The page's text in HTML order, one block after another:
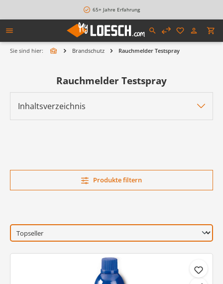
65+ Jahre Erfahrung
Sie sind hier: Brandschutz Rauchmelder Testspray
Inhaltsverzeichnis
Rauchmelder Testspray
Produkte filtern